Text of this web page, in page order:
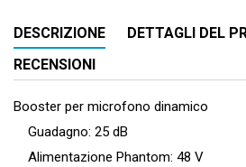
DESCRIZIONE
DETTAGLI DEL
RECENSIONI
Booster per microfono dinamico
Guadagno: 25 dB
Alimentazione Phantom: 48 V